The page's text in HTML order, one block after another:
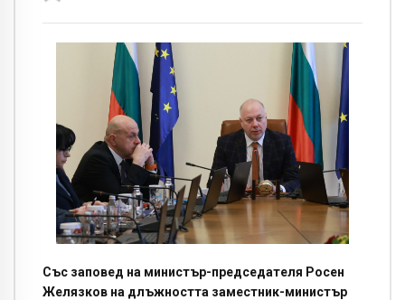
Със заповед на министър-председателя Росен
Желязков на длъжността заместник-министър